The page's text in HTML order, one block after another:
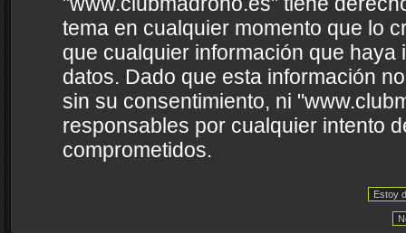
tema en cualquier momento que lo
que cualquier información que
datos. Dado que esta información
sin su consentimiento, ni
responsables por cualquier intento
comprometidos.